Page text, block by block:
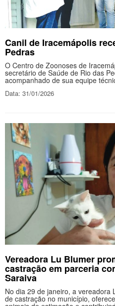
Canil de Iracemápolis
Pedras
O Centro de Zoonoses de
secretário de Saúde de Rio das
acompanhado de sua equipe
Data: 31/01/2026
Vereadora Lu Blumer
castração em parceria
Saraiva
No dia 29 de janeiro, a vereadora
de castração no município,